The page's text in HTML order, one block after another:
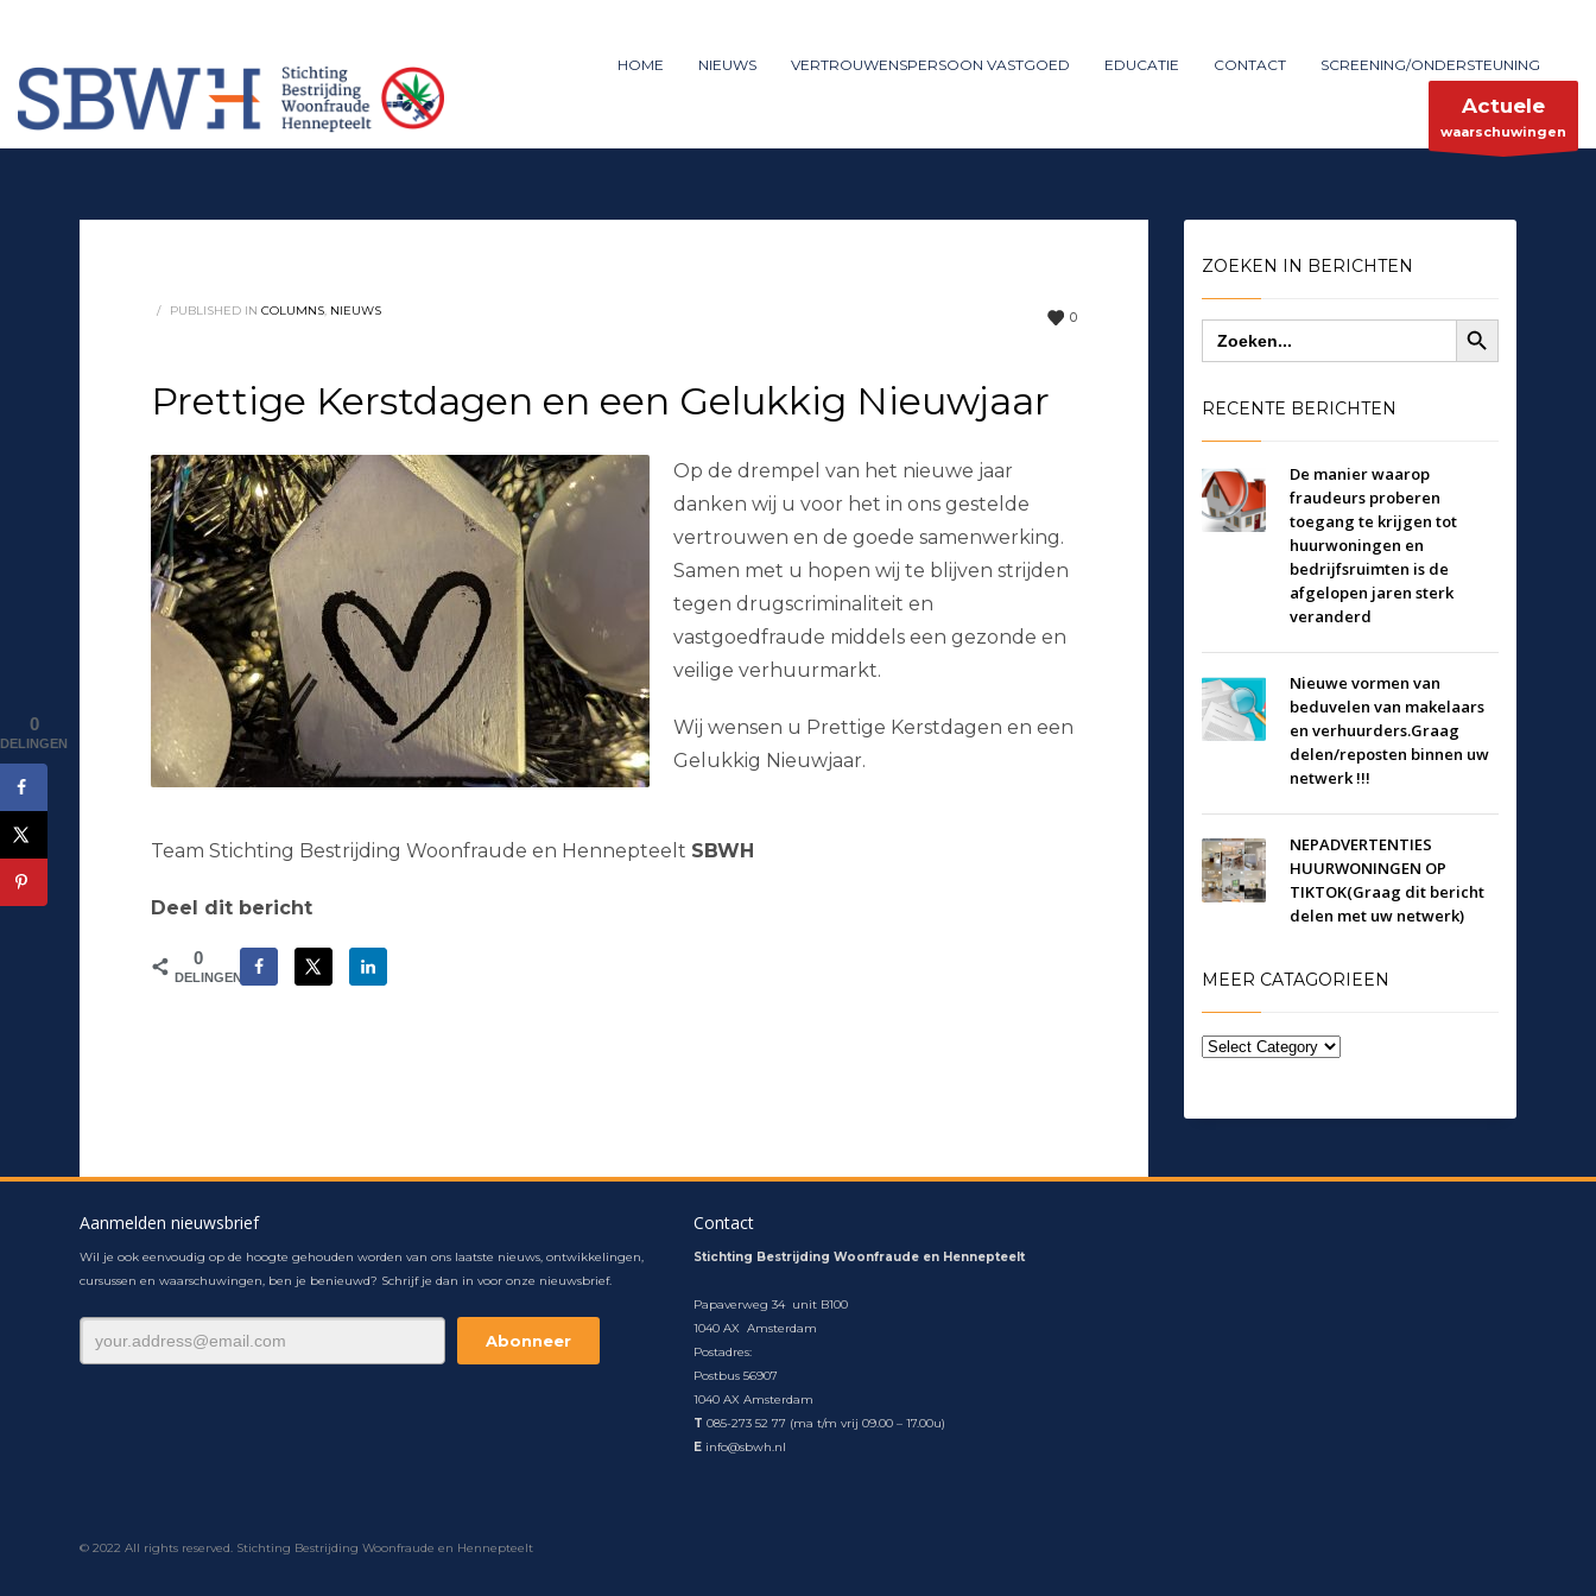
×
1 Login or create new account.
If you still have problems, please let us know, by sending an email to support@website.com . Thank you!
Mon-Fri 9:00AM - 6:00AM
HOME NIEUWS VERTROUWENSPERSOON VASTGOED EDUCATIE CONTACT SCREENING/ONDERSTEUNING
Actuele
waarschuwingen
0
/ PUBLISHED IN COLUMNS, NIEUWS
Prettige Kerstdagen en een Gelukkig Nieuwjaar
Op de drempel van het nieuwe jaar
danken wij u voor het in ons gestelde
vertrouwen en de goede samenwerking.
Samen met u hopen wij te blijven strijden
tegen drugscriminaliteit en
vastgoedfraude middels een gezonde en
veilige verhuurmarkt.
Wij wensen u Prettige Kerstdagen en een
Gelukkig Nieuwjaar.
Team Stichting Bestrijding Woonfraude en Hennepteelt SBWH
Deel dit bericht
0
DELINGEN
ZOEKEN IN BERICHTEN
Zoek
naar:
Zoekknop
RECENTE BERICHTEN
De manier waarop
fraudeurs proberen
toegang te krijgen tot
huurwoningen en
bedrijfsruimten is de
afgelopen jaren sterk
veranderd
Nieuwe vormen van
beduvelen van makelaars
en verhuurders.Graag
delen/reposten binnen uw
netwerk !!!
NEPADVERTENTIES
HUURWONINGEN OP
TIKTOK(Graag dit bericht
delen met uw netwerk)
MEER CATAGORIEEN
Aanmelden nieuwsbrief
Wil je ook eenvoudig op de hoogte gehouden worden van ons laatste nieuws, ontwikkelingen,
cursussen en waarschuwingen, ben je benieuwd? Schrijf je dan in voor onze nieuwsbrief.
Contact
Stichting Bestrijding Woonfraude en Hennepteelt
Papaverweg 34 unit B100
1040 AX Amsterdam
Postadres:
Postbus 56907
1040 AX Amsterdam
T 085-273 52 77 (ma t/m vrij 09.00 – 17.00u)
E info@sbwh.nl
© 2022 All rights reserved. Stichting Bestrijding Woonfraude en Hennepteelt
0
DELINGEN